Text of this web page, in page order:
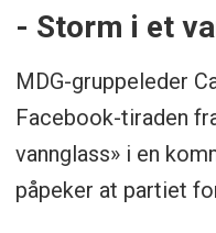
- Storm i et
MDG-gruppeleder
Facebook-tiraden
vannglass» i en
påpeker at partiet